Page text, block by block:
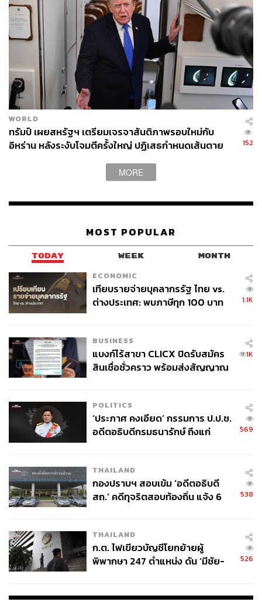
โควิด-19
ดร.คอนลีย์ แถลงข้อมูลอัปเดตว่าทรัมป์อาจจะยังไม่พ้น
อันตรายจากโรคโควิด-19 แต่มีอาการเป็นไปตามหลัก
เกณฑ์ที่ออกจากโรงพยาบาลได้ และทรัมป์ได้รับยาเรม
เดซิเวียร์โดสที่ 3 จากทั้งหมด 5 โดส
อย่างไรก็ตาม ในระหว่างแถลง ดร.คอนลีย์ ไม่ได้กล่าวถึงผล
การสแกนปอดของทรัมป์หรือกระบวนการรักษาอื่นๆ ที่เขาได้
รับ และไม่เปิดเผยรายละเอียดข้อกำหนดในการกักตัวของ
ทรัมป์ด้วย
พิสูจน์อักษร: ภาสิณี เพิ่มพันธุ์พงศ์
https://apnews.com/article/virus-outbreak-donald-tru
4d34e9ea?fbclid=IwAR2lVmb4ZA_MJSf4FNYe3wb
G1gWRLFaO7WJiLZpKBsLzwPzUJwTRjOBccC0
TAGS: เชื้อไวรัสโคโรนา เลือกตั้งสหรัฐฯ
Donald Trump
US Election 2020
กองบรรณาธิการ THE STANDARD
WORLD
ทรัมป์ เผยสหรัฐฯ เตรียมเจรจาสันติภาพรอบใหม่กับ
อิหร่าน หลังระงับโจมตีครั้งใหญ่ ปฏิเสธกำหนดเส้นตาย
152
MORE
MOST POPULAR
TODAY WEEK MONTH
ECONOMIC
เทียบรายจ่ายบุคลากรรัฐ ไทย vs.
ต่างประเทศ: พบภาษีทุก 100 บาท
1.1K
BUSINESS
แบงก์ไร้สาขา CLICX ปิดรับสมัคร
สินเชื่อชั่วคราว พร้อมส่งสัญญาณ
1K
POLITICS
‘ประภาศ คงเอียด’ กรรมการ ป.ป.ช.
อดีตอธิบดีกรมธนารักษ์ ถึงแก่
569
THAILAND
กองปราบฯ สอบเข้ม ‘อดีตอธิบดี
สถ.’ คดีทุจริตสอบท้องถิ่น แจ้ง 6
538
THAILAND
ก.ต. ไฟเขียวบัญชีโยกย้ายผู้
พิพากษา 247 ตำแหน่ง ดัน ‘มีชัย-
526